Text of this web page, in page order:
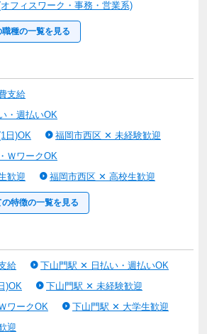
フィスワーク・事務・営業系)
種の一覧を見る
支給
・週払いOK
日)OK
福岡市西区 ✕ 未経験歓迎
ＷワークOK
歓迎
福岡市西区 ✕ 高校生歓迎
特徴の一覧を見る
給
下山門駅 ✕ 日払い・週払いOK
)OK
下山門駅 ✕ 未経験歓迎
ワークOK
下山門駅 ✕ 大学生歓迎
迎